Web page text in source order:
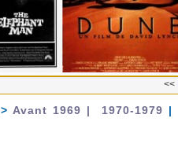
<<
> Avant 1969 | 1970-1979 |